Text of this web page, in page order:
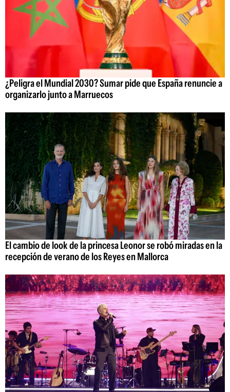
¿Peligra el Mundial 2030? Sumar pide que España renuncie a
organizarlo junto a Marruecos
El cambio de look de la princesa Leonor se robó miradas en la
recepción de verano de los Reyes en Mallorca